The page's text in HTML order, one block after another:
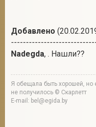
Добавлено
Nadegda, . Нашли??
Я обещала быть хорошей, но
не получилось © Скарлетт
E-mail: bel@egida.by